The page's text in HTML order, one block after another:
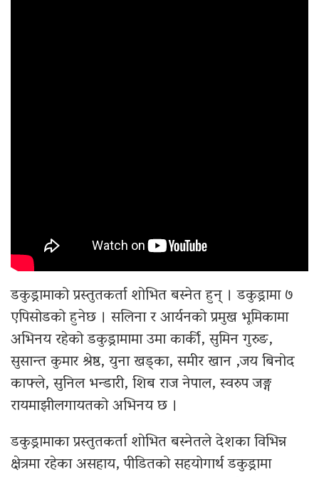
डकुड्रामाको प्रस्तुतकर्ता शोभित बस्नेत हुन् । डकुड्रामा ७
एपिसोडको हुनेछ । सलिना र आर्यनको प्रमुख भूमिकामा
अभिनय रहेको डकुड्रामामा उमा कार्की, सुमिन गुरुङ,
सुसान्त कुमार श्रेष्ठ, युना खड्का, समीर खान ,जय बिनोद
काफ्ले, सुनिल भन्डारी, शिब राज नेपाल, स्वरुप जङ्ग
रायमाझीलगायतको अभिनय छ ।
डकुड्रामाका प्रस्तुतकर्ता शोभित बस्नेतले देशका विभिन्न
क्षेत्रमा रहेका असहाय, पीडितको सहयोगार्थ डकुड्रामा